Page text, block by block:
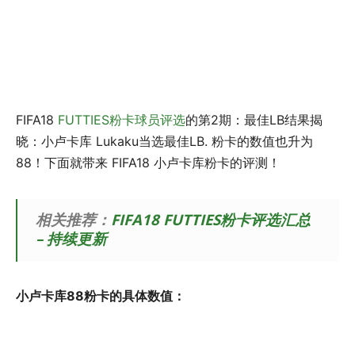
FIFA18 FUTTIES粉卡球员评选的第2期：最佳LB结果揭
晓：小卢卡库 Lukaku当选最佳LB. 粉卡的数值也升为
88！下面就带来 FIFA18 小卢卡库粉卡的评测！
相关推荐： FIFA18 FUTTIES粉卡评选汇总
– 持续更新
小卢卡库88粉卡的具体数值：